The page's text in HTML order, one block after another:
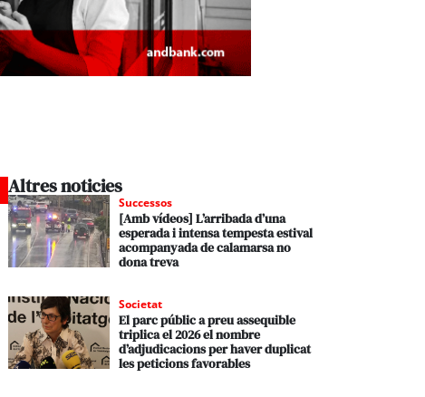
Altres noticies
Successos
[Amb vídeos] L’arribada d’una
esperada i intensa tempesta estival
acompanyada de calamarsa no
dona treva
Societat
El parc públic a preu assequible
triplica el 2026 el nombre
d’adjudicacions per haver duplicat
les peticions favorables